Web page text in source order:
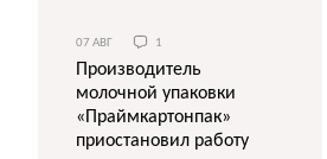
07 АВГ 1
Производитель
молочной упаковки
«Праймкартонпак»
приостановил работу